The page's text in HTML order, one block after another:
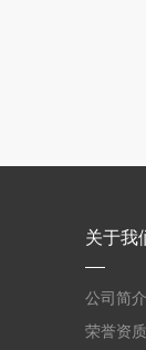
关于我
公司简介
荣誉资质